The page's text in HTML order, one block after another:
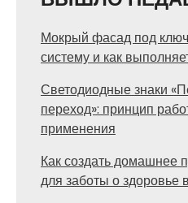
Мокрый фасад под
систему и как
Светодиодные знаки
переход»: принцип
применения
Как создать домашнее
для заботы о здоровье